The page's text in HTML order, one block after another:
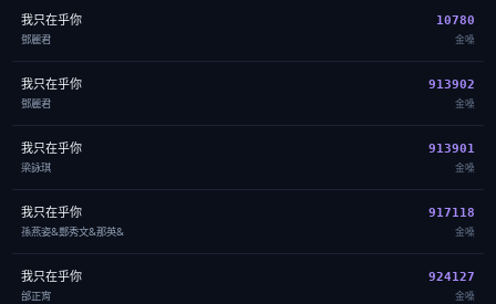
我只在乎你
鄧麗君
10780
金嗓
我只在乎你
鄧麗君
913902
金嗓
我只在乎你
梁詠琪
913901
金嗓
我只在乎你
孫燕姿&鄭秀文&那英&
917118
金嗓
我只在乎你
邰正宵
924127
金嗓